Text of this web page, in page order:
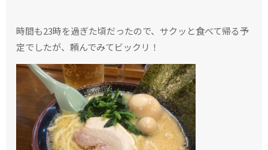
時間も23時を過ぎた頃だったので、サクッと食べて帰る予
定でしたが、頼んでみてビックリ！